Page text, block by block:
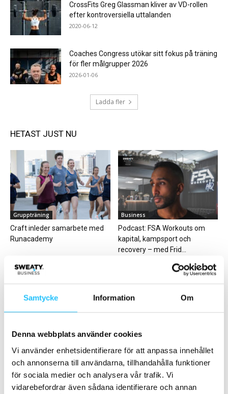
Samtycke Information Om
Denna webbplats använder cookies
Vi använder enhetsidentifierare för att anpassa innehållet
och annonserna till användarna, tillhandahålla funktioner
för sociala medier och analysera vår trafik. Vi
vidarebefordrar även sådana identifierare och annan
CrossFits Greg Glassman kliver av VD-rollen
efter kontroversiella uttalanden
2020-06-12
Coaches Congress utökar sitt fokus på träning
för fler målgrupper 2026
2026-01-06
Ladda fler
HETAST JUST NU
Gruppträning
Craft inleder samarbete med
Runacademy
Business
Podcast: FSA Workouts om
kapital, kampsport och
recovery – med Frid...
Gym
avtal gällande fystester åt
ambulanssjukvården
Business
BRP